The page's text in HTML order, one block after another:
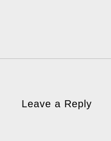
Leave a Reply